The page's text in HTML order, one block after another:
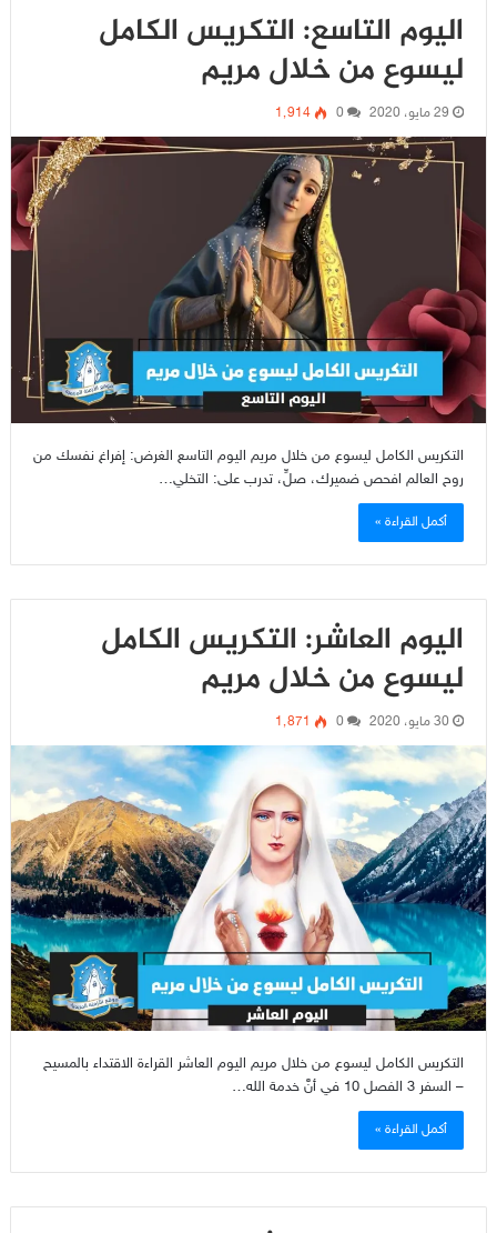
اليوم التاسع: التكريس الكامل
ليسوع من خلال مريم
29 مايو، 2020 0 1٬914
التكريس الكامل ليسوع من خلال مريم اليوم التاسع الغرض: إفراغ نفسك من
روح العالم افحص ضميرك، صلِّ، تدرب على: التخلي…
أكمل القراءة »
اليوم العاشر: التكريس الكامل
ليسوع من خلال مريم
30 مايو، 2020 0 1٬871
التكريس الكامل ليسوع من خلال مريم اليوم العاشر القراءة الاقتداء بالمسيح
– السفر 3 الفصل 10 في أنَّ خدمة الله…
أكمل القراءة »